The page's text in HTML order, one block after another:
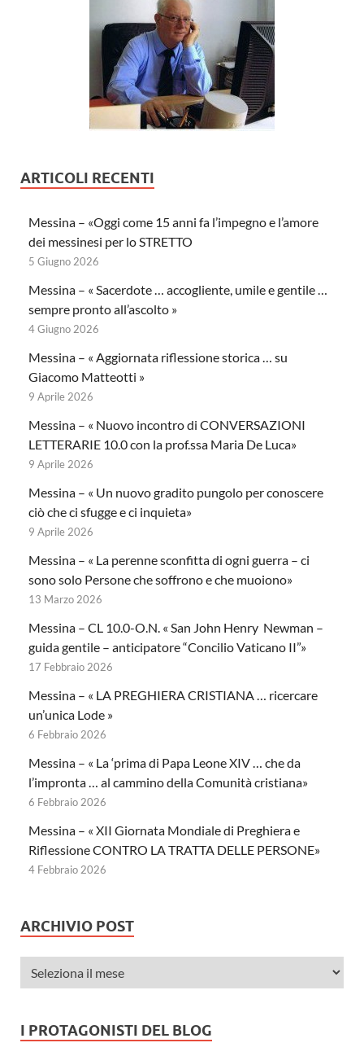
ARTICOLI RECENTI
Messina – «Oggi come 15 anni fa l’impegno e l’amore
dei messinesi per lo STRETTO
5 Giugno 2026
Messina – « Sacerdote … accogliente, umile e gentile …
sempre pronto all’ascolto »
4 Giugno 2026
Messina – « Aggiornata riflessione storica … su
Giacomo Matteotti »
9 Aprile 2026
Messina – « Nuovo incontro di CONVERSAZIONI
LETTERARIE 10.0 con la prof.ssa Maria De Luca»
9 Aprile 2026
Messina – « Un nuovo gradito pungolo per conoscere
ciò che ci sfugge e ci inquieta»
9 Aprile 2026
Messina – « La perenne sconfitta di ogni guerra – ci
sono solo Persone che soffrono e che muoiono»
13 Marzo 2026
Messina – CL 10.0-O.N. « San John Henry Newman –
guida gentile – anticipatore “Concilio Vaticano II”»
17 Febbraio 2026
Messina – « LA PREGHIERA CRISTIANA … ricercare
un’unica Lode »
6 Febbraio 2026
Messina – « La ‘prima di Papa Leone XIV … che da
l’impronta … al cammino della Comunità cristiana»
6 Febbraio 2026
Messina – « XII Giornata Mondiale di Preghiera e
Riflessione CONTRO LA TRATTA DELLE PERSONE»
4 Febbraio 2026
ARCHIVIO POST
I PROTAGONISTI DEL BLOG